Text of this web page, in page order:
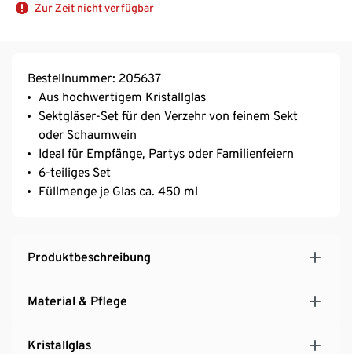
Zur Zeit nicht verfügbar
Bestellnummer: 205637
Aus hochwertigem Kristallglas
Sektgläser-Set für den Verzehr von feinem Sekt
oder Schaumwein
Ideal für Empfänge, Partys oder Familienfeiern
6-teiliges Set
Füllmenge je Glas ca. 450 ml
Produktbeschreibung
Material & Pflege
Kristallglas